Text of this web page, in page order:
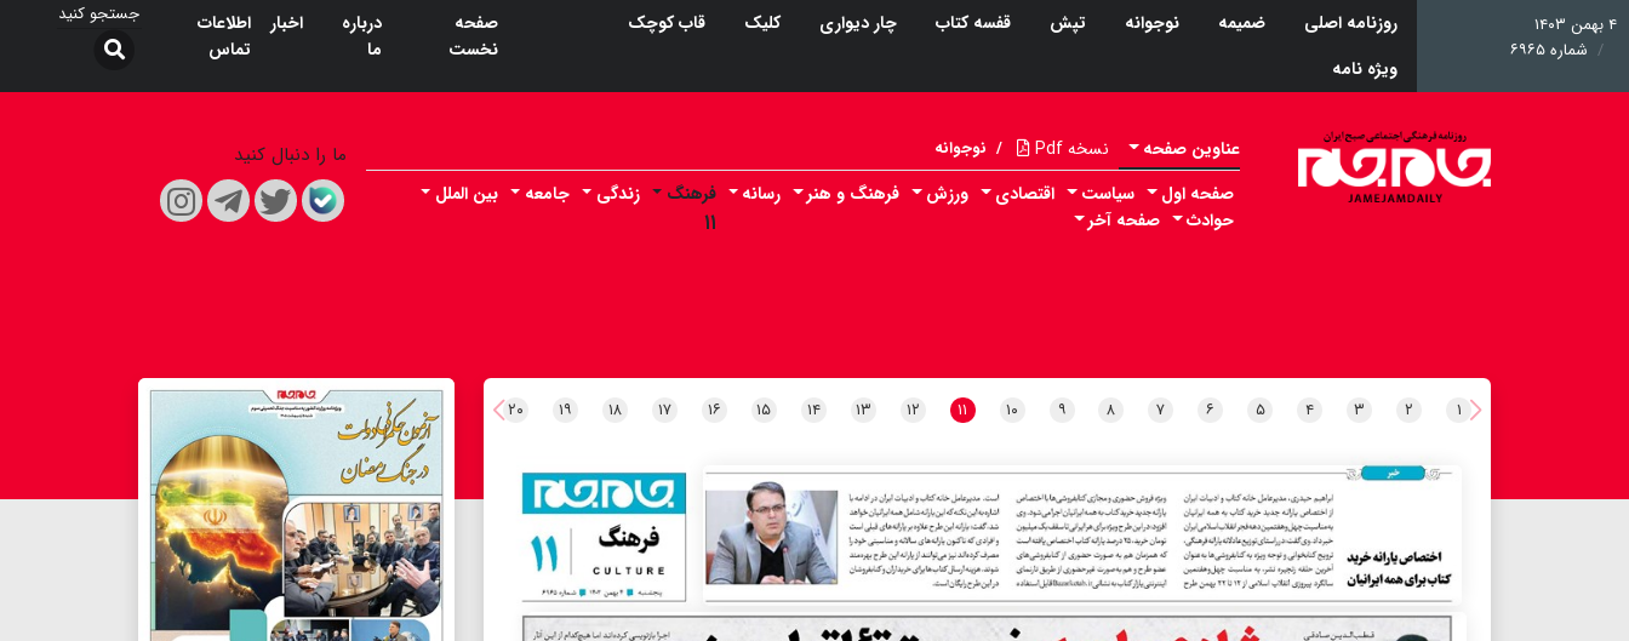
۴ بهمن ۱۴۰۳
شماره ۶۹۶۵
روزنامه اصلی ضمیمه نوجوانه تپش قفسه کتاب چار دیواری کلیک
قاب کوچک
ویژه نامه
صفحه
نخست
درباره
ما
اخبار
اطلاعات
تماس
عناوین صفحه نسخه Pdf / نوجوانه
صفحه اول سیاست اقتصادی ورزش فرهنگ و هنر رسانه فرهنگ
۱۱
زندگی جامعه
بین الملل
حوادث
صفحه آخر
ما را دنبال کنید
۱ ۲ ۳ ۴ ۵ ۶ ۷ ۸ ۹ ۱۰ ۱۱ ۱۲ ۱۳ ۱۴ ۱۵ ۱۶ ۱۷ ۱۸ ۱۹ ۲۰